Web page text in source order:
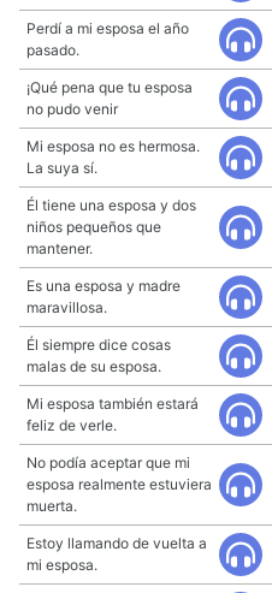
Perdí a mi esposa el año
pasado.
¡Qué pena que tu esposa
no pudo venir
Mi esposa no es hermosa.
La suya sí.
Él tiene una esposa y dos
niños pequeños que
mantener.
Es una esposa y madre
maravillosa.
Él siempre dice cosas
malas de su esposa.
Mi esposa también estará
feliz de verle.
No podía aceptar que mi
esposa realmente estuviera
muerta.
Estoy llamando de vuelta a
mi esposa.